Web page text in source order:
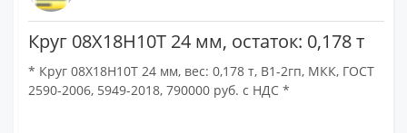
Круг 08Х18Н10Т 24 мм, остаток: 0,178 т
* Круг 08Х18Н10Т 24 мм, вес: 0,178 т, В1-2гп, МКК, ГОСТ
2590-2006, 5949-2018, 790000 руб. с НДС *